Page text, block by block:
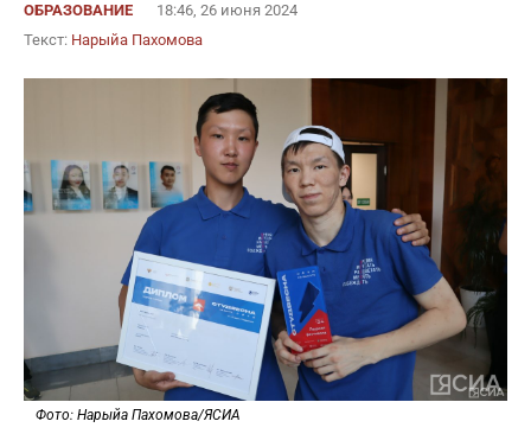
ОБРАЗОВАНИЕ
18:46, 26 июня 2024
Текст: Нарыйа Пахомова
Фото: Нарыйа Пахомова/ЯСИА